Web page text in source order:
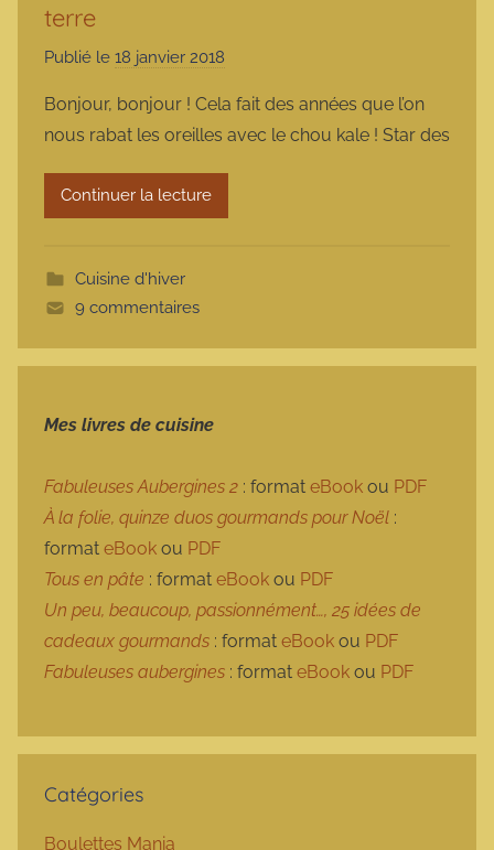
terre
Publié le 18 janvier 2018
r
m
a
e
Bonjour, bonjour ! Cela fait des années que l’on
nous rabat les oreilles avec le chou kale ! Star des
Continuer la lecture
Cuisine d'hiver
9 commentaires
Mes livres de cuisine
Fabuleuses Aubergines 2 : format eBook ou PDF
À la folie, quinze duos gourmands pour Noël :
format eBook ou PDF
Tous en pâte : format eBook ou PDF
Un peu, beaucoup, passionnément…, 25 idées de
cadeaux gourmands : format eBook ou PDF
Fabuleuses aubergines : format eBook ou PDF
Catégories
Boulettes Mania